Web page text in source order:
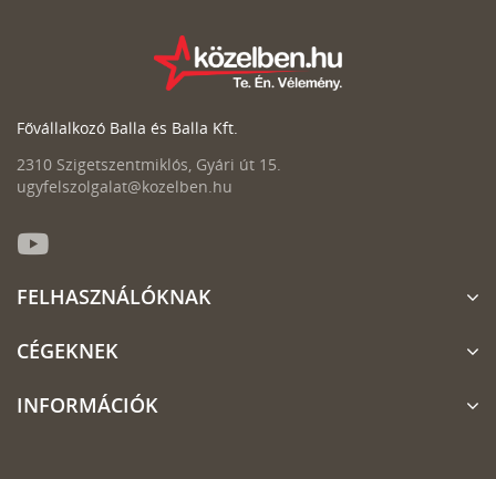
Fővállalkozó Balla és Balla Kft.
2310 Szigetszentmiklós, Gyári út 15.
ugyfelszolgalat@kozelben.hu
FELHASZNÁLÓKNAK
CÉGEKNEK
INFORMÁCIÓK